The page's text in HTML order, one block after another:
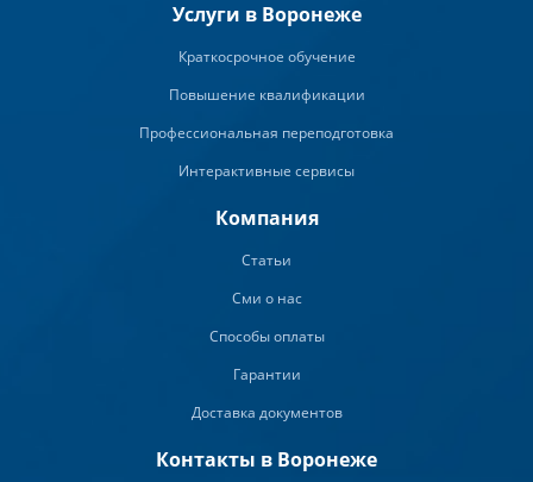
Услуги в Воронеже
Краткосрочное обучение
Повышение квалификации
Профессиональная переподготовка
Интерактивные сервисы
Компания
Статьи
Сми о нас
Способы оплаты
Гарантии
Доставка документов
Контакты в Воронеже